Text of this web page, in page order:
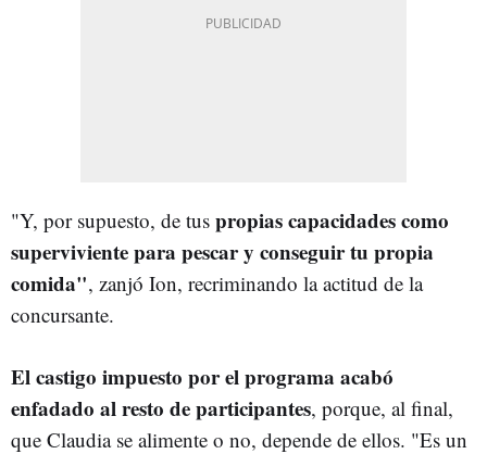
"Y, por supuesto, de tus propias capacidades como
superviviente para pescar y conseguir tu propia
comida", zanjó Ion, recriminando la actitud de la
concursante.
El castigo impuesto por el programa acabó
enfadado al resto de participantes, porque, al final,
que Claudia se alimente o no, depende de ellos. "Es un